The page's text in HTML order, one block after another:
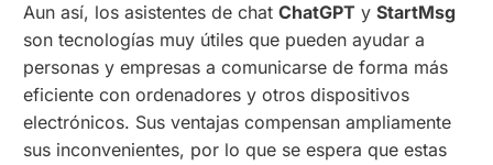
Aun así, los asistentes de chatChatGPT yStartMsg
son tecnologías muy útiles que pueden ayudar a
personas y empresas a comunicarse de forma más
eficiente con ordenadores y otros dispositivos
electrónicos. Sus ventajas compensan ampliamente
sus inconvenientes, por lo que se espera que estas